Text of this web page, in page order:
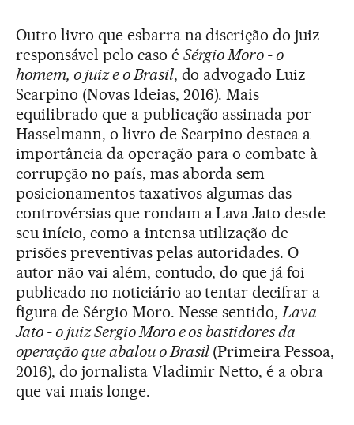
Outro livro que esbarra na discrição do juiz
responsável pelo caso é Sérgio Moro - o
homem, o juiz e o Brasil, do advogado Luiz
Scarpino (Novas Ideias, 2016). Mais
equilibrado que a publicação assinada por
Hasselmann, o livro de Scarpino destaca a
importância da operação para o combate à
corrupção no país, mas aborda sem
posicionamentos taxativos algumas das
controvérsias que rondam a Lava Jato desde
seu início, como a intensa utilização de
prisões preventivas pelas autoridades. O
autor não vai além, contudo, do que já foi
publicado no noticiário ao tentar decifrar a
figura de Sérgio Moro. Nesse sentido, Lava
Jato - o juiz Sergio Moro e os bastidores da
operação que abalou o Brasil (Primeira Pessoa,
2016), do jornalista Vladimir Netto, é a obra
que vai mais longe.